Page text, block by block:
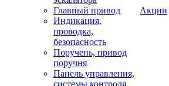
Главный привод
Индикация,
проводка,
безопасность
Поручень, привод
поручня
Панель управления,
системы контроля
Акции